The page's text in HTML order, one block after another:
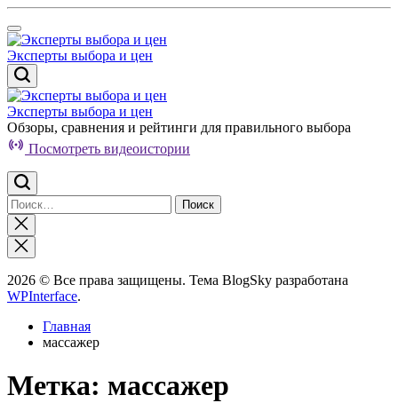
Перейти
к
содержимому
Эксперты выбора и цен
Эксперты выбора и цен
Обзоры, сравнения и рейтинги для правильного выбора
Посмотреть видеоистории
Найти:
Закрыть
поиск
2026 © Все права защищены. Тема BlogSky разработана
WPInterface.
Главная
массажер
Метка: массажер